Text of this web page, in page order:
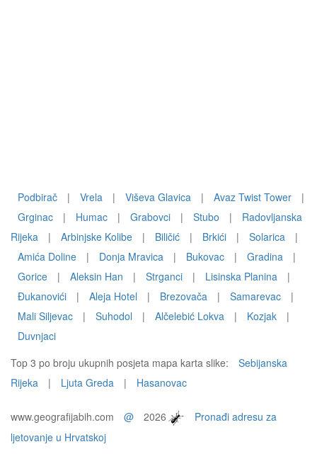
Podbirač | Vrela | Viševa Glavica | Avaz Twist Tower
|
Grginac
| Humac | Grabovci | Stubo |
Radovljanska
Rijeka
| Arbinjske Kolibe | Biličić | Brkići | Solarica
|
Amića Doline
| Donja Mravica | Bukovac | Gradina
|
Gorice
| Aleksin Han | Strganci | Lisinska Planina
|
Đukanovići
| Aleja Hotel | Brezovača | Samarevac
|
Mali Siljevac
| Suhodol | Alčelebić Lokva | Kozjak
|
Duvnjaci
Top 3 po broju ukupnih posjeta mapa karta slike:
Sebijanska
Rijeka
| Ljuta Greda | Hasanovac
www.geografijabih.com @ 2026
Pronađi adresu za
ljetovanje u Hrvatskoj